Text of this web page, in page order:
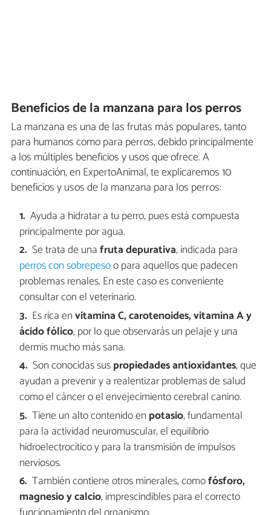
Beneficios de la manzana para los perros
La manzana es una de las frutas más populares, tanto
para humanos como para perros, debido principalmente
a los múltiples beneficios y usos que ofrece. A
continuación, en ExpertoAnimal, te explicaremos 10
beneficios y usos de la manzana para los perros:
Ayuda a hidratar a tu perro, pues está compuesta
principalmente por agua.
Se trata de unafruta depurativa, indicada para
perros con sobrepesoo para aquellos que padecen
problemas renales. En este caso es conveniente
consultar con el veterinario.
Es rica envitamina C, carotenoides, vitamina A y
ácido fólico, por lo que observarás un pelaje y una
dermis mucho más sana.
Son conocidas suspropiedades antioxidantes, que
ayudan a prevenir y a realentizar problemas de salud
como el cáncer o el envejecimiento cerebral canino.
Tiene un alto contenido en potasio, fundamental
para la actividad neuromuscular, el equilibrio
hidroelectrocítico y para la transmisión de impulsos
nerviosos.
También contiene otros minerales, comofósforo,
magnesio y calcio, imprescindibles para el correcto